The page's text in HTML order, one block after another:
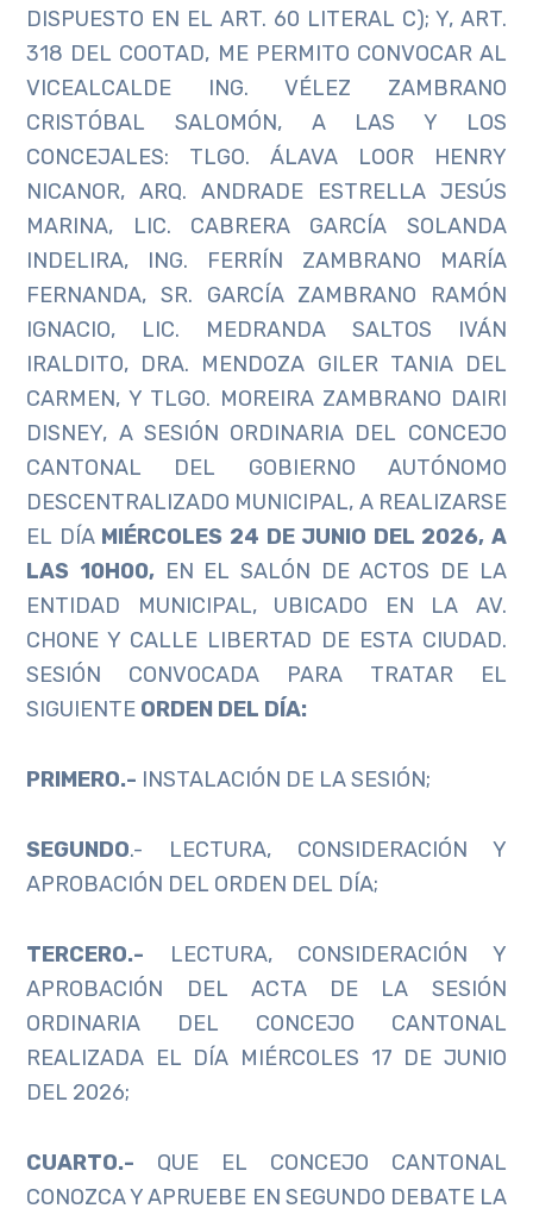
DISPUESTO EN EL ART. 60 LITERAL C); Y, ART.
318 DEL COOTAD, ME PERMITO CONVOCAR AL
VICEALCALDE ING. VÉLEZ ZAMBRANO
CRISTÓBAL SALOMÓN, A LAS Y LOS
CONCEJALES: TLGO. ÁLAVA LOOR HENRY
NICANOR, ARQ. ANDRADE ESTRELLA JESÚS
MARINA, LIC. CABRERA GARCÍA SOLANDA
INDELIRA, ING. FERRÍN ZAMBRANO MARÍA
FERNANDA, SR. GARCÍA ZAMBRANO RAMÓN
IGNACIO, LIC. MEDRANDA SALTOS IVÁN
IRALDITO, DRA. MENDOZA GILER TANIA DEL
CARMEN, Y TLGO. MOREIRA ZAMBRANO DAIRI
DISNEY, A SESIÓN ORDINARIA DEL CONCEJO
CANTONAL DEL GOBIERNO AUTÓNOMO
DESCENTRALIZADO MUNICIPAL, A REALIZARSE
EL DÍAMIÉRCOLES 24 DE JUNIO DEL 2026, A
LAS 10H00, EN EL SALÓN DE ACTOS DE LA
ENTIDAD MUNICIPAL, UBICADO EN LA AV.
CHONE Y CALLE LIBERTAD DE ESTA CIUDAD.
SESIÓN CONVOCADA PARA TRATAR EL
SIGUIENTE ORDEN DEL DÍA:
PRIMERO.- INSTALACIÓN DE LA SESIÓN;
SEGUNDO.- LECTURA, CONSIDERACIÓN Y
APROBACIÓN DEL ORDEN DEL DÍA;
TERCERO.- LECTURA, CONSIDERACIÓN Y
APROBACIÓN DEL ACTA DE LA SESIÓN
ORDINARIA DEL CONCEJO CANTONAL
REALIZADA EL DÍA MIÉRCOLES 17 DE JUNIO
DEL 2026;
CUARTO.- QUE EL CONCEJO CANTONAL
CONOZCA Y APRUEBE EN SEGUNDO DEBATE LA